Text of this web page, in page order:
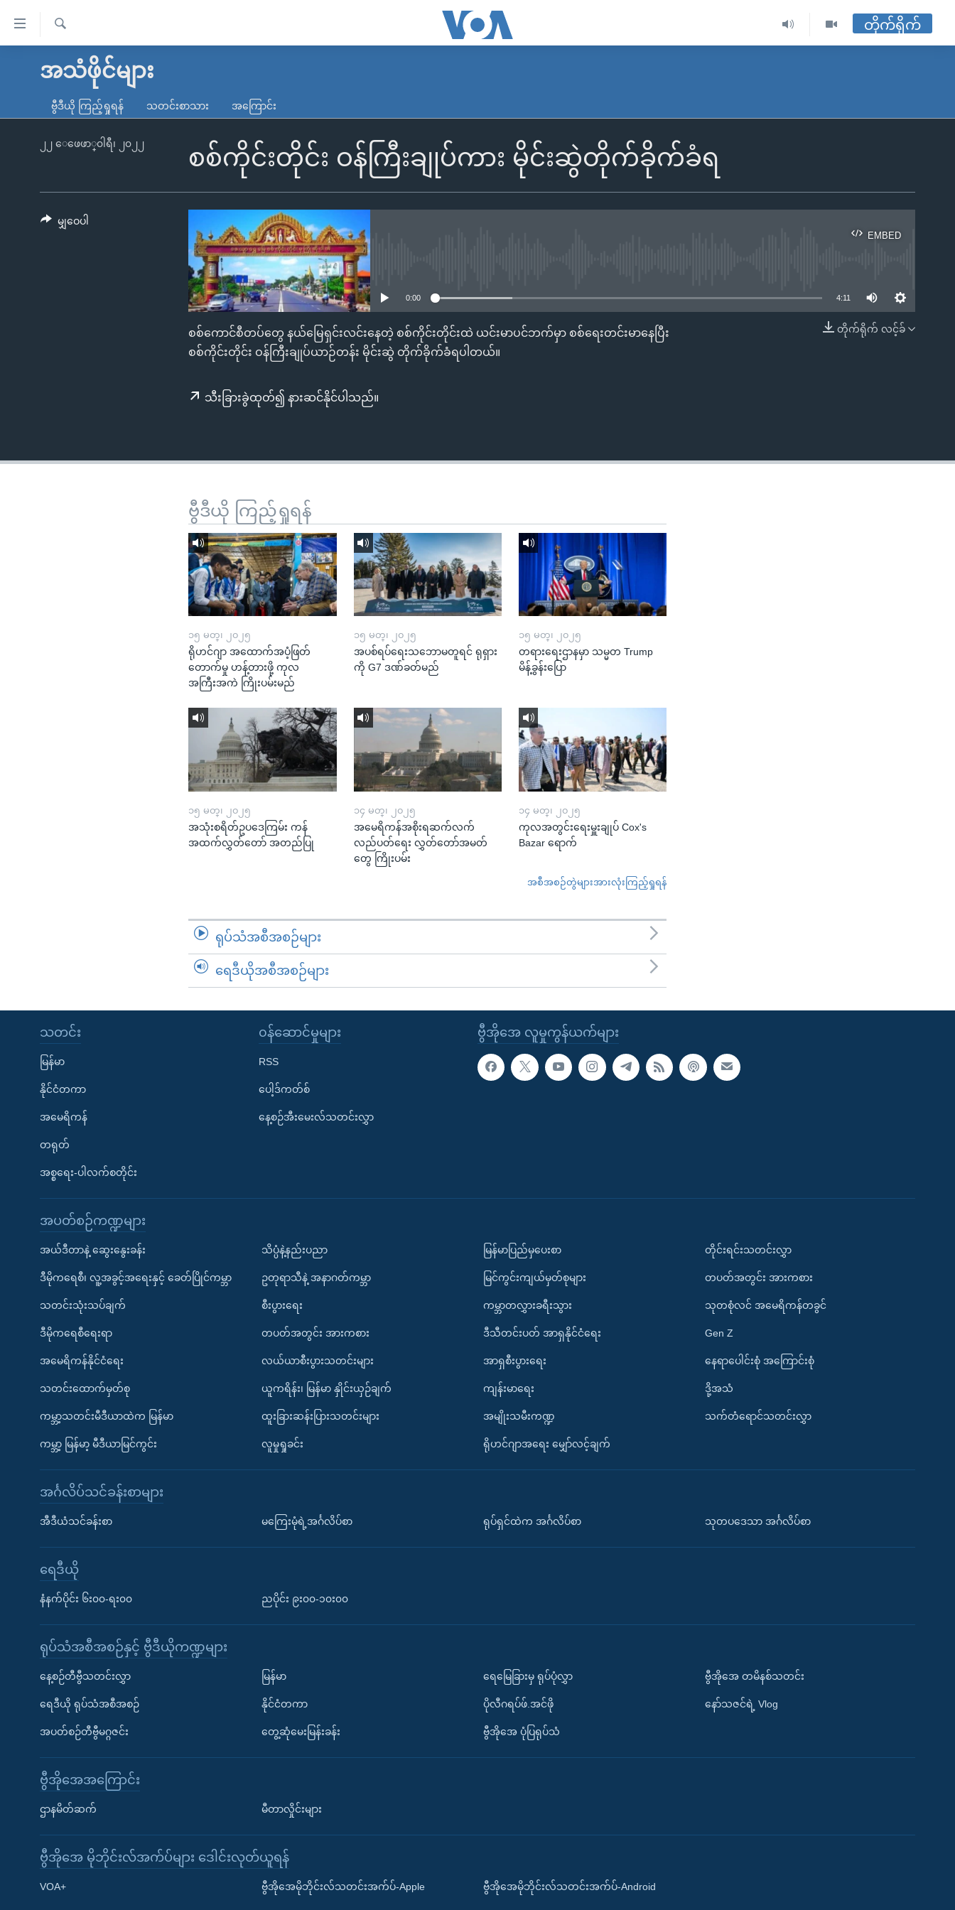
လွယ်ကူ
သည့်
မူလစာမျက်နှာ
ကမ္ဘာ့သတင်းများ
နိုင်ငံတကာ
တရုတ်
အစ္စရေး-ပါလက်စတိုင်း
ရပ်ဝန်းတခု လမ်းတခု အလွန်
အင်္ဂလိပ်စာလေ့လာမယ်
Learning English
ရ
တိုက်ရိုက်
အသံဖိုင်များ
ဗွီဒီယို ကြည့်ရှုရန် သတင်းစာသား အကြောင်း
စစ်ကိုင်းတိုင်း ဝန်ကြီးချုပ်ကား မိုင်းဆွဲတိုက်ခိုက်ခံရ
၂၂ ေဖေဖာ္၀ါရီ၊ ၂၀၂၂
EMBED
EMBED
0:00 4:11
တိုက်ရိုက် လင့်ခ်
စစ်ကောင်စီတပ်တွေ နယ်မြေရှင်းလင်းနေတဲ့ စစ်ကိုင်းတိုင်းထဲ ယင်းမာပင်ဘက်မှာ စစ်ရေးတင်းမာနေပြီး
စစ်ကိုင်းတိုင်း ဝန်ကြီးချုပ်ယာဉ်တန်း မိုင်းဆွဲ တိုက်ခိုက်ခံရပါတယ်။
သီးခြားခွဲထုတ်၍ နားဆင်နိုင်ပါသည်။
မျှဝေပါ
ဗွီဒီယို ကြည့်ရှုရန်
၁၅ မတ္၊ ၂၀၂၅
ရိုဟင်ဂျာ အထောက်အပံ့ဖြတ်
တောက်မှု ဟန့်တားဖို့ ကုလ
အကြီးအကဲ ကြိုးပမ်းမည်
၁၅ မတ္၊ ၂၀၂၅
အပစ်ရပ်ရေးသဘောမတူရင် ရုရှား
ကို G7 ဒဏ်ခတ်မည်
၁၅ မတ္၊ ၂၀၂၅
တရားရေးဌာနမှာ သမ္မတ Trump
မိန့်ခွန်းပြော
၁၅ မတ္၊ ၂၀၂၅
အသုံးစရိတ်ဥပဒေကြမ်း ကန်
အထက်လွှတ်တော် အတည်ပြု
၁၄ မတ္၊ ၂၀၂၅
အမေရိကန်အစိုးရဆက်လက်
လည်ပတ်ရေး လွှတ်တော်အမတ်
တွေ ကြိုးပမ်း
၁၄ မတ္၊ ၂၀၂၅
ကုလအတွင်းရေးမှူးချုပ် Cox's
Bazar ရောက်
အစီအစဉ်တွဲများအားလုံးကြည့်ရှုရန်
ရုပ်သံအစီအစဉ်များ
ရေဒီယိုအစီအစဉ်များ
ဗွီအိုအေ လူမှုကွန်ယက်များ
သတင်း
မြန်မာ
နိုင်ငံတကာ
အမေရိကန်
တရုတ်
အစ္စရေး-ပါလက်စတိုင်း
၀န်ဆောင်မှုများ
RSS
ပေါ့ဒ်ကတ်စ်
နေ့စဉ်အီးမေးလ်သတင်းလွှာ
အပတ်စဉ်ကဏ္ဍများ
အယ်ဒီတာနဲ့ ဆွေးနွေးခန်း
ဒီမိုကရေစီ၊ လူ့အခွင့်အရေးနှင့် ခေတ်ပြိုင်ကမ္ဘာ
သတင်းသုံးသပ်ချက်
ဒီမိုကရေစီရေးရာ
အမေရိကန်နိုင်ငံရေး
သတင်းထောက်မှတ်စု
ကမ္ဘာ့သတင်းမီဒီယာထဲက မြန်မာ
ကမ္ဘာ့ မြန်မာ့ မီဒီယာမြင်ကွင်း
သိပ္ပံနဲ့နည်းပညာ
ဥတုရာသီနဲ့ အနာဂတ်ကမ္ဘာ
စီးပွားရေး
တပတ်အတွင်း အားကစား
လယ်ယာစီးပွားသတင်းများ
ယူကရိန်း၊ မြန်မာ နှိုင်းယှဉ်ချက်
ထူးခြားဆန်းပြားသတင်းများ
လူမှုရှုခင်း
မြန်မာပြည်မှပေးစာ
မြင်ကွင်းကျယ်မှတ်စုများ
ကမ္ဘာတလွှားခရီးသွား
ဒီသီတင်းပတ် အာရှနိုင်ငံရေး
အာရှစီးပွားရေး
ကျန်းမာရေး
အမျိုးသမီးကဏ္ဍ
ရိုဟင်ဂျာအရေး မျှော်လင့်ချက်
တိုင်းရင်းသတင်းလွှာ
တပတ်အတွင်း အားကစား
သုတစုံလင် အမေရိကန်တခွင်
Gen Z
နေရာပေါင်းစုံ အကြောင်းစုံ
ဒို့အသံ
သက်တံရောင်သတင်းလွှာ
အင်္ဂလိပ်သင်ခန်းစာများ
အီဒီယံသင်ခန်းစာ မကြေးမုံရဲ့အင်္ဂလိပ်စာ ရုပ်ရှင်ထဲက အင်္ဂလိပ်စာ သုတပဒေသာ အင်္ဂလိပ်စာ
ရေဒီယို
နံနက်ပိုင်း ၆း၀၀-ရး၀၀ ညပိုင်း ၉း၀၀-၁၀း၀၀
ရုပ်သံအစီအစဉ်နှင့် ဗွီဒီယိုကဏ္ဍများ
နေ့စဉ်တီဗွီသတင်းလွှာ
ရေဒီယို ရုပ်သံအစီအစဉ်
အပတ်စဉ်တီဗွီမဂ္ဂဇင်း
မြန်မာ
နိုင်ငံတကာ
တွေ့ဆုံမေးမြန်းခန်း
ရေမြေခြားမှ ရုပ်ပုံလွှာ
ပိုလီဂရပ်ဖ်.အင်ဖို
ဗွီအိုအေ ပုံပြရုပ်သံ
ဗွီအိုအေ တမိနစ်သတင်း
နော်သဇင်ရဲ့ Vlog
ဗွီအိုအေအကြောင်း
ဌာနမိတ်ဆက် မီတာလှိုင်းများ
ဗွီအိုအေ မိုဘိုင်းလ်အက်ပ်များ ဒေါင်းလုတ်ယူရန်
VOA+ ဗွီအိုအေမိုဘိုင်းလ်သတင်းအက်ပ်-Apple ဗွီအိုအေမိုဘိုင်းလ်သတင်းအက်ပ်-Android